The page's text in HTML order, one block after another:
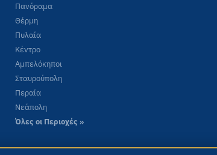
Πανόραμα
Θέρμη
Πυλαία
Κέντρο
Αμπελόκηποι
Σταυρούπολη
Περαία
Νεάπολη
Όλες οι Περιοχές »